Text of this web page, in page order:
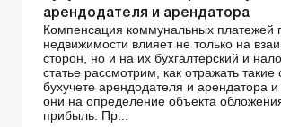
арендодателя и арендатора
Компенсация коммунальных платежей
недвижимости влияет не только на
сторон, но и на их бухгалтерский и
статье рассмотрим, как отражать
бухучете арендодателя и арендатора
они на определение объекта
прибыль. Пр...